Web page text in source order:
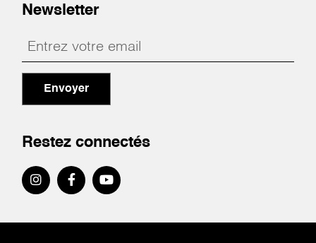
Newsletter
Envoyer
Restez connectés